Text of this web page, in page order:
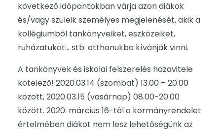
következő időpontokban várja azon diákok
és/vagy szüleik személyes megjelenését, akik a
kollégiumból tankönyveiket, eszközeiket,
ruházatukat… stb. otthonukba kívánják vinni.
A tankönyvek és iskolai felszerelés hazavitele
kötelező! 2020.03.14 (szombat) 13.00 – 20.00
között, 2020.03.15 (vasárnap) 08.00-20.00
között. 2020. március 16-tól a kormányrendelet
értelmében diákot nem lesz lehetőségünk az